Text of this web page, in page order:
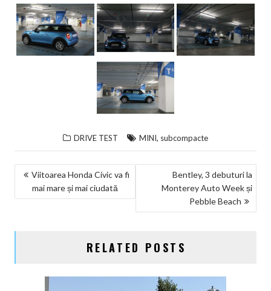
DRIVE TEST MINI, subcompacte
NAVIGARE
Viitoarea Honda Civic va fi
mai mare și mai ciudată
Bentley, 3 debuturi la
Monterey Auto Week și
Pebble Beach
RELATED POSTS